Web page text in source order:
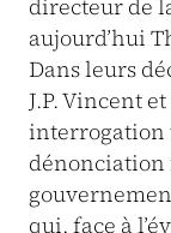
directeur de
aujourd’hui
Dans leurs
J.P. Vincent
interrogation
qui, face à